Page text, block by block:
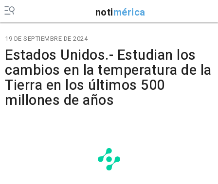
notimérica
19 DE SEPTIEMBRE DE 2024
Estados Unidos.- Estudian los
cambios en la temperatura de la
Tierra en los últimos 500
millones de años